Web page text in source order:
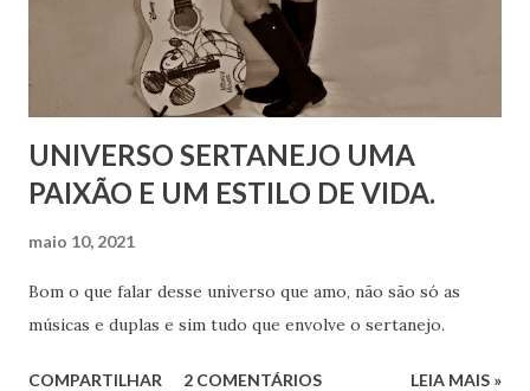
UNIVERSO SERTANEJO UMA
PAIXÃO E UM ESTILO DE VIDA.
maio 10, 2021
Bom o que falar desse universo que amo, não são só as
músicas e duplas e sim tudo que envolve o sertanejo.
COMPARTILHAR 2 COMENTÁRIOS LEIA MAIS »